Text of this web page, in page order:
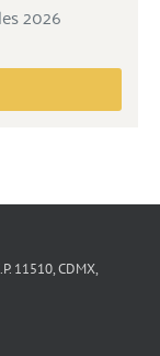
2026
11510, CDMX,